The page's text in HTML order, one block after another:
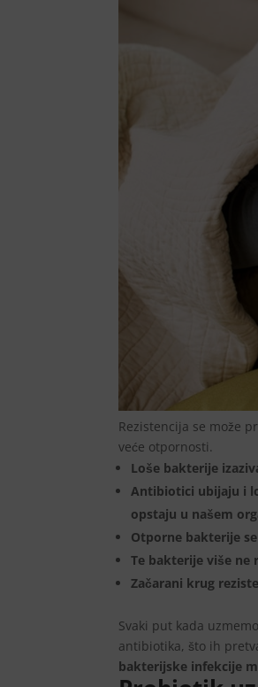
Rezistencija se može
veće otpornosti.
Loše bakterije
Antibiotici ubijaju i
opstaju u našem
Otporne bakterije
Te bakterije više ne
Začarani krug
Svaki put kada
antibiotika, što ih
bakterijske infekcije